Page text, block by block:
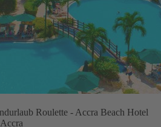
Roulette - Accra Beach Hotel